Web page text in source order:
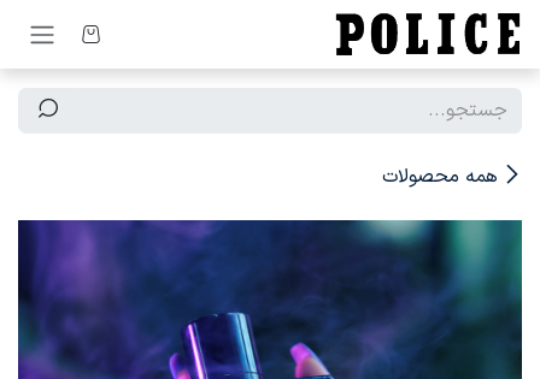
صرف نظر و مشاهده محتوا
همه محصولات